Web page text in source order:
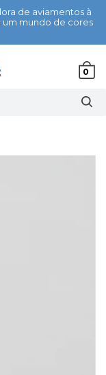
de aviamentos à
um mundo de cores
0